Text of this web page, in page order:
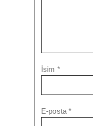
İsim *
E-posta*